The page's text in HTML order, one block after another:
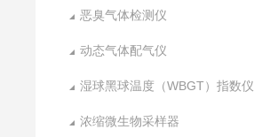
恶臭气体检测仪
动态气体配气仪
湿球黑球温度（WBGT）指数仪
浓缩微生物采样器